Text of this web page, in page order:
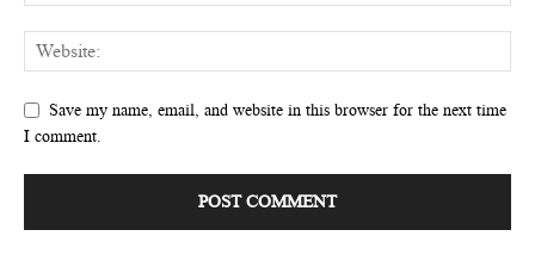
Save my name, email, and website in this browser for the next time
I comment.